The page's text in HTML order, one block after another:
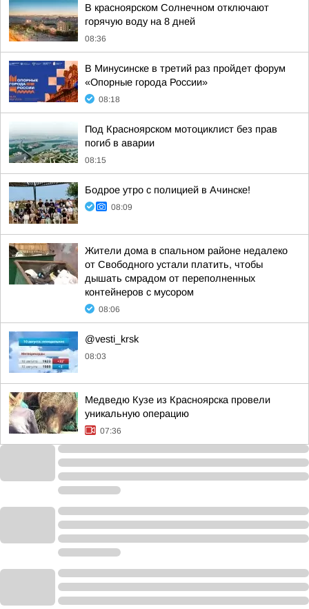
В красноярском Солнечном отключают
горячую воду на 8 дней
08:36
В Минусинске в третий раз пройдет форум
«Опорные города России»
08:18
Под Красноярском мотоциклист без прав
погиб в аварии
08:15
Бодрое утро с полицией в Ачинске!
08:09
Жители дома в спальном районе недалеко
от Свободного устали платить, чтобы
дышать смрадом от переполненных
контейнеров с мусором
08:06
@vesti_krsk
08:03
Медведю Кузе из Красноярска провели
уникальную операцию
07:36